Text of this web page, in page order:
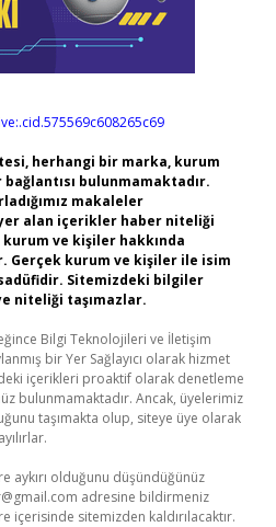
herhangi bir marka, kurum
bulunmamaktadır.
makaleler
alan içerikler haber niteliği
ve kişiler hakkında
Gerçek kurum ve kişiler ile isim
Sitemizdeki bilgiler
niteliği taşımazlar.
Bilgi Teknolojileri ve İletişim
bir Yer Sağlayıcı olarak hizmet
içerikleri proaktif olarak denetleme
bulunmamaktadır. Ancak, üyelerimiz
taşımakta olup, siteye üye olarak
aykırı olduğunu düşündüğünüz
adresine bildirmeniz
içerisinde sitemizden kaldırılacaktır.